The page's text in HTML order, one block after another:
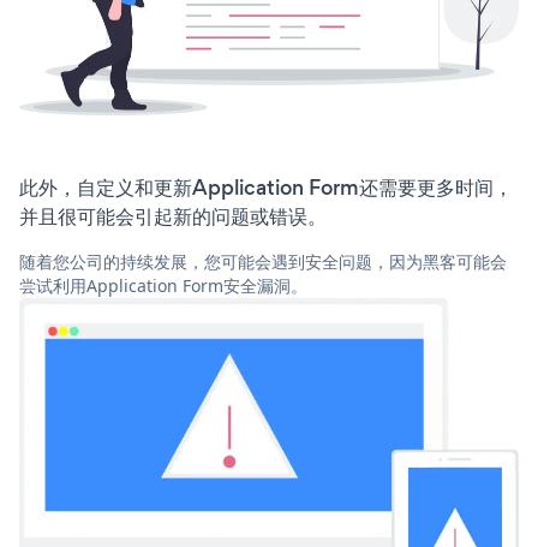
此外，自定义和更新Application Form还需要更多时间，
并且很可能会引起新的问题或错误。
随着您公司的持续发展，您可能会遇到安全问题，因为黑客可能会
尝试利用Application Form安全漏洞。